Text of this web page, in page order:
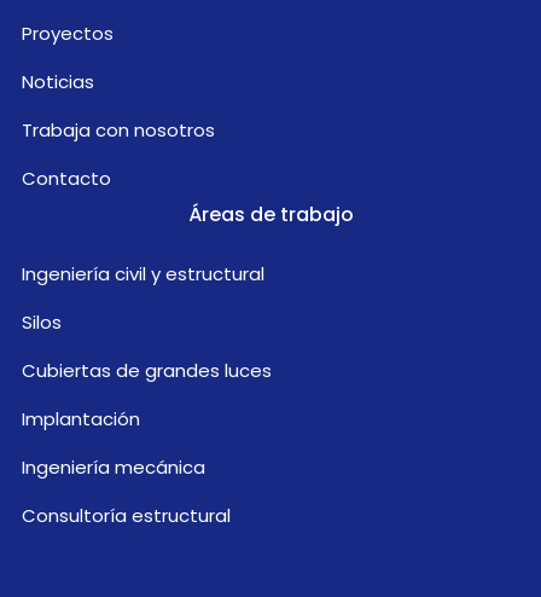
Proyectos
Noticias
Trabaja con nosotros
Contacto
Áreas de trabajo
Ingeniería civil y estructural
Silos
Cubiertas de grandes luces
Implantación
Ingeniería mecánica
Consultoría estructural